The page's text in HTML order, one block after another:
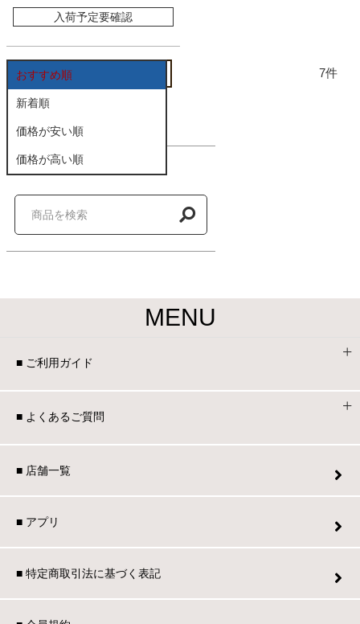
入荷予定要確認
おすすめ順
新着順
価格が安い順
価格が高い順
7
商品を探す
MENU
■ ご利用ガイド
■ よくあるご質問
■ 店舗一覧
■ アプリ
■ 特定商取引法に基づく表記